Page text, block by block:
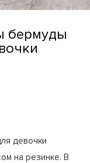
бермуды
девочки
на резинке. В